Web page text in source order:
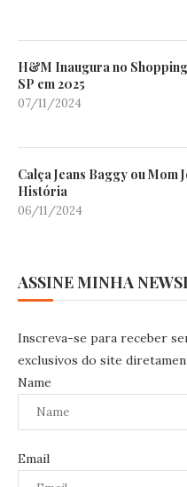
H&M Inaugura no
SP em 2025
07/11/2024
Calça Jeans Baggy ou Mom
História
06/11/2024
ASSINE MINHA
Inscreva-se para receber
exclusivos do site
Name
Email